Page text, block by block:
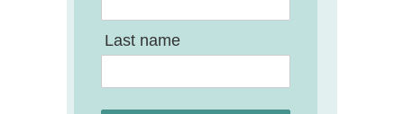
Last name